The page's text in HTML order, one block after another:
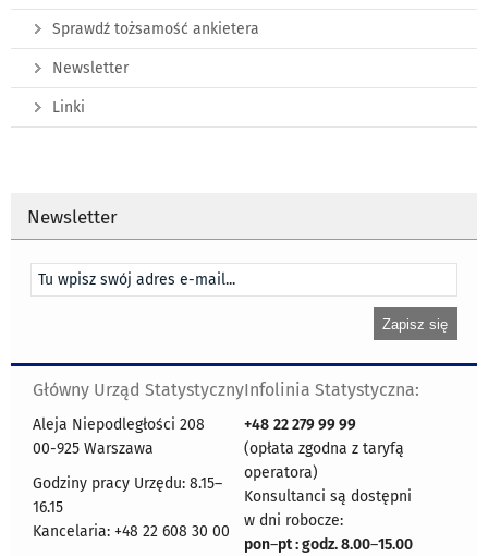
Sprawdź tożsamość ankietera
Newsletter
Linki
Newsletter
Główny Urząd Statystyczny
Aleja Niepodległości 208
00-925 Warszawa
Godziny pracy Urzędu: 8.15–
16.15
Kancelaria: +48 22 608 30 00
Infolinia Statystyczna:
+48 22 279 99 99
(opłata zgodna z taryfą
operatora)
Konsultanci są dostępni
w dni robocze:
pon–pt : godz. 8.00–15.00